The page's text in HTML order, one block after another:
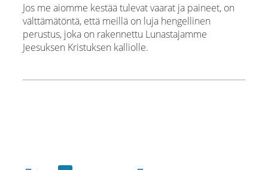
Jos me aiomme kestää tulevat vaarat ja paineet, on
välttämätöntä, että meillä on luja hengellinen
perustus, joka on rakennettu Lunastajamme
Jeesuksen Kristuksen kalliolle.